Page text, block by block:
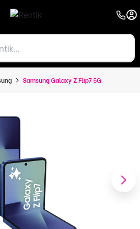
Samsung Galaxy Z Flip7 5G